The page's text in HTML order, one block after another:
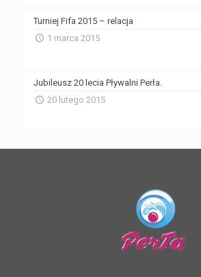
Turniej Fifa 2015 – relacja
1 marca 2015
Jubileusz 20 lecia Pływalni Perła.
20 lutego 2015